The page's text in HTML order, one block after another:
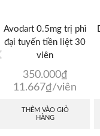
Avodart 0.5mg trị phì
đại tuyến tiền liệt 30
viên
350.000₫
11.667₫/viên
THÊM VÀO GIỎ
HÀNG